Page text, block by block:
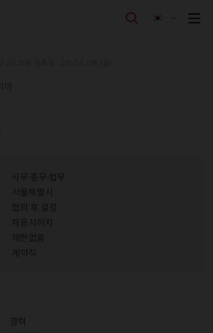
사무·총무·법무
서울특별시
협의 후 결정
채용시까지
제한없음
계약직
경력